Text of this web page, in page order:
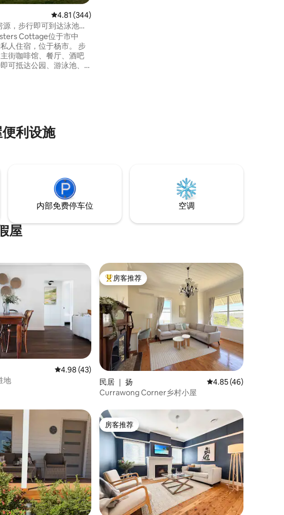
共 29 条评价
平均评分 4.81 分（满分 5 分），共 344 条评价
4.81 (344)
，步行即可到达泳池、
带宠物Cottage位于市中
人住宿，位于杨市。 步
街咖啡馆、餐厅、酒吧
可抵达公园、游泳池、
利设施
内部免费停车位 空调
屋
，共 9 条评价 平均评分 4.98 分（满分 5 分），共 43 条评价
4.98 (43)
地
热门「房客推荐」
房客推荐
民居 ｜ 扬 平均评分 4.85 分（满
4.85 (46)
Currawong Corner乡村小屋
」 房客推荐
房客推荐